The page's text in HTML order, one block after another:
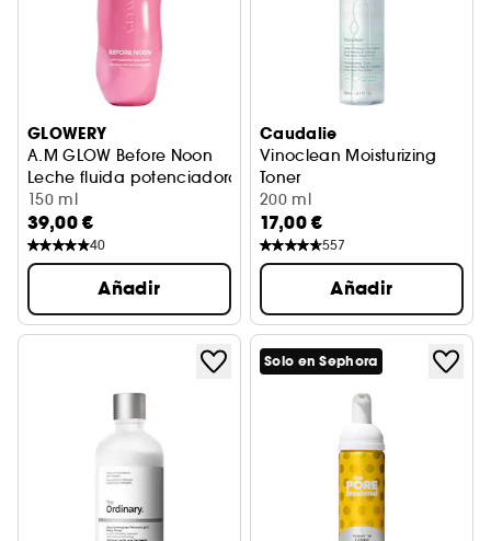
GLOWERY
A.M GLOW Before Noon
Leche fluida potenciadora de luminosidad con
150 ml
39,00 €
40
Añadir
Caudalie
Vinoclean Moisturizing
Toner
Tónico Hidratante
200 ml
17,00 €
557
Añadir
Solo en Sephora